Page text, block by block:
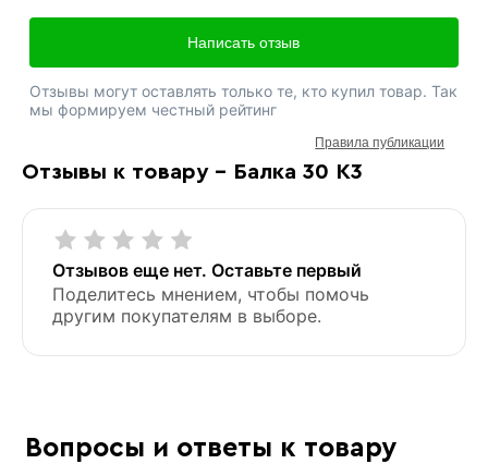
Отзывы к товару - Балка 30 К3
Отзывов еще нет. Оставьте первый
Поделитесь мнением, чтобы помочь
другим покупателям в выборе.
Написать отзыв
Отзывы могут оставлять только те, кто купил товар. Так
мы формируем честный рейтинг
Правила публикации
Вопросы и ответы к товару